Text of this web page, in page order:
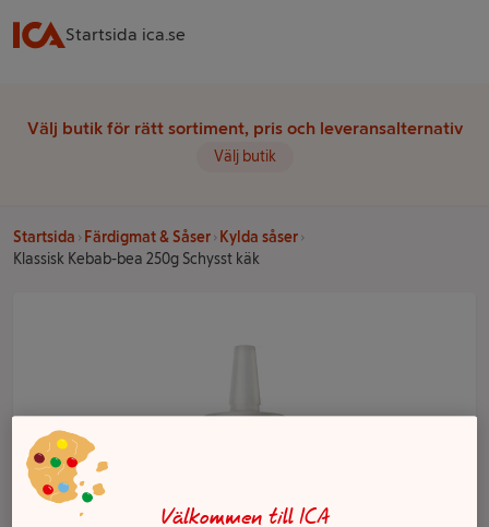
Startsida ica.se
Välj butik för rätt sortiment, pris och leveransalternativ
Välj butik
Startsida Färdigmat & Såser
Kylda såser
Klassisk Kebab-bea 250g Schysst käk
Välkommen till ICA